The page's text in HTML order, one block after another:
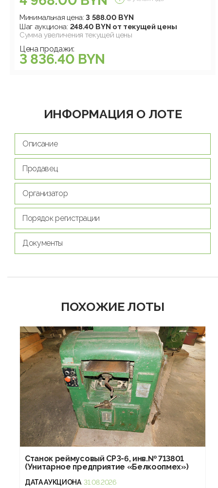
Минимальная цена:3 588.00 BYN
Шаг аукциона: 248.40 BYN от текущей цены
Сумма увеличения текущей цены
Цена продажи:
3 836.40 BYN
ИНФОРМАЦИЯ О ЛОТЕ
Описание
Продавец
Организатор
Порядок регистрации
Документы
ПОХОЖИЕ ЛОТЫ
Станок реймусовый СРЗ-6, инв.№ 713801
(Унитарное предприятие «Белкоопмех»)
ДАТА АУКЦИОНА 31.08.2026